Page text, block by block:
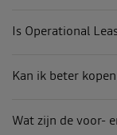
Is Operational
Kan ik beter
Wat zijn de voor-